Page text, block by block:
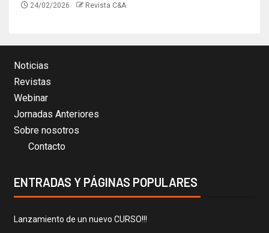
24/02/2026 Revista C&A
Noticias
Revistas
Webinar
Jornadas Anteriores
Sobre nosotros
Contacto
ENTRADAS Y PÁGINAS POPULARES
Lanzamiento de un nuevo CURSO!!!